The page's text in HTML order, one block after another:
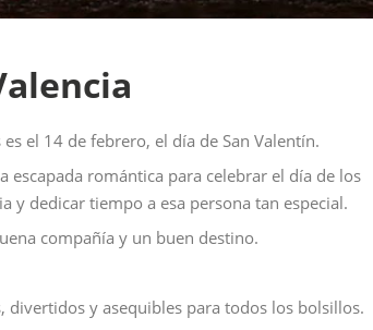
el 14 de febrero, el día de San Valentín.
escapada romántica para celebrar el día de los
y dedicar tiempo a esa persona tan especial.
compañía y un buen destino.
y asequibles para todos los bolsillos.